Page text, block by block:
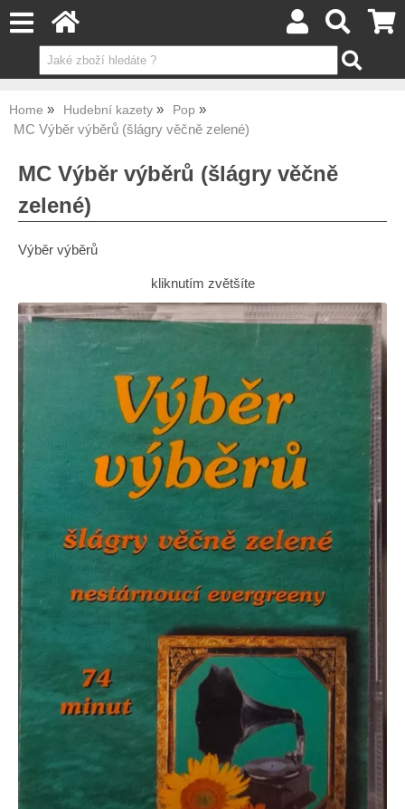
Home Hudební kazety Pop
MC Výběr výběrů (šlágry věčně zelené)
MC Výběr výběrů (šlágry věčně
zelené)
Výběr výběrů
kliknutím zvětšíte